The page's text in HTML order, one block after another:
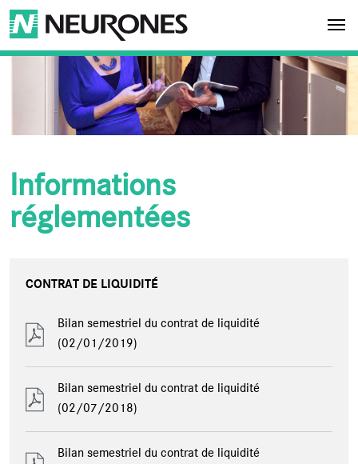
Aller au contenu principal
NEURONES
Informations
réglementées
CONTRAT DE LIQUIDITÉ
Bilan semestriel du contrat de liquidité
(02/01/2019)
Bilan semestriel du contrat de liquidité
(02/07/2018)
Bilan semestriel du contrat de liquidité